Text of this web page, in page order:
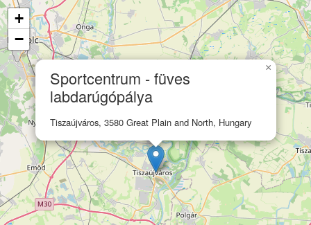
Sportcentrum - füves
labdarúgópálya
Tiszaújváros, 3580 Great Plain and North, Hungary
×
+
−